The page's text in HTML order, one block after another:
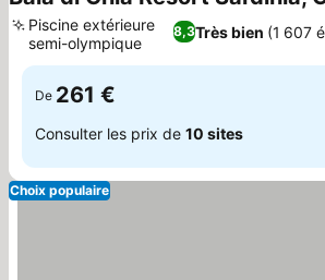
8,3Très bien (1 607
Piscine extérieure
semi-olympique
De 261 €
Consulter les prix de 10 sites
Choix populaire